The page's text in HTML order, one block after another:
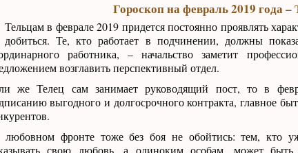
Гороскоп на февраль 2019 года –
Тельцам в феврале 2019 придется постоянно проявлять
добиться. Те, кто работает в подчинении, должны
работника, – начальство заметит
возглавить перспективный отдел.
же Телец сам занимает руководящий пост, то в
выгодного и долгосрочного контракта, главное
фронте тоже без боя не обойтись: тем, кто
свою любовь, а одиноким особам, может